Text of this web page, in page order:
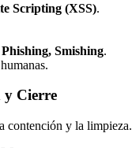
Scripting (XSS).
Phishing, Smishing.
y Cierre
contención y la limpieza.